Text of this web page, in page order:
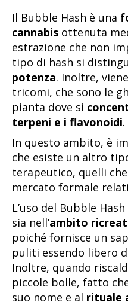
Il Bubble Hash è una
cannabis ottenuta
estrazione che non
tipo di hash si
potenza. Inoltre,
tricomi, che sono le
pianta dove si
terpeni e i flavonoidi.
In questo ambito, è
che esiste un altro
terapeutico, quelli
mercato formale
L’uso del Bubble
sia nell’ambito
poiché fornisce un
puliti essendo libero
Inoltre, quando
piccole bolle, fatto
suo nome e al rituale